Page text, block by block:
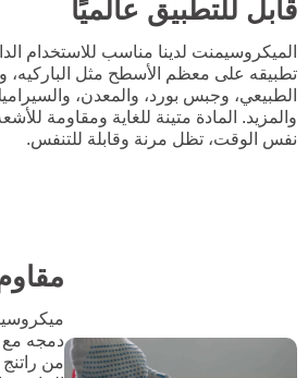
قابل للتطبيق عالميًا
الميكروسيمنت لدينا مناسب للاستخدام
تطبيقه على معظم الأسطح مثل الباركيه،
والمزيد. المادة متينة للغاية ومقاومة
نفس الوقت، تظل مرنة وقابلة للتنفس.
دمجه مع